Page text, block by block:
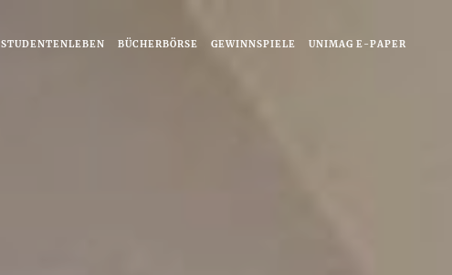
STUDENTENLEBEN BÜCHERBÖRSE GEWINNSPIELE UNIMAG E-PAPER